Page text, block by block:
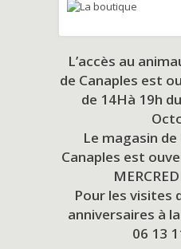
L’accès au
de Canaples est
de 14Hà 19h du
Le magasin
Canaples est
Pour les visites
anniversaires à
06 13